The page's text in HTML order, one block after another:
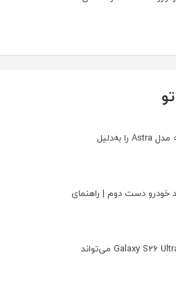
OpenAI توسعه مدل Astra را به‌دلیل
خودرو دست دوم | راهنمای
چگونه گوشی Galaxy S26 Ultra می‌تواند